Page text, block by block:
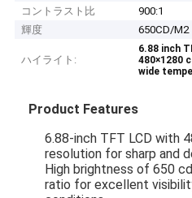
コントラスト比
900:1
輝度
650CD/M2
ハイライト:
6.88 inch
480×1280
wide
Product Features
6.88-inch TFT LCD with
resolution for sharp and
High brightness of 650
ratio for excellent